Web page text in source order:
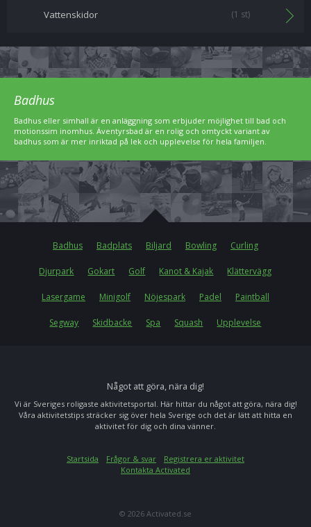
Vattenskidor (1 st)
Badhus
Badhus eller simhall är en anläggning som erbjuder möjlighet till bad och
motionssim inomhus. Äventyrsbad är en rolig och omtyckt variant av
badhus som är mer inriktad på lek och upplevelse för hela familjen.
Badhus Badplats Biljard Bowling Curling
Djurpark Gokart Golf Kanot & Kajak Klättervägg
Lasergame Minigolf Nöjespark Padel Paintball
Segway Skidbacke Spa Squash Upplevelse
Något att göra, nära dig!
Vi är Sveriges roligaste aktivitetsportal. Här hittar du något att göra, nära dig!
Våra aktivitetstips sträcker sig över hela Sverige och det är lätt att hitta en
aktivitet för dig och dina vänner.
Startsida Frågor & svar
Registrera er aktivitet
Kontakta Activated
© 2026 Activated.se